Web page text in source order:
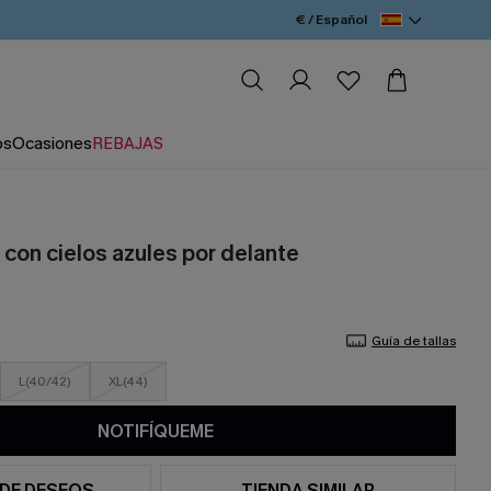
€ / Español
OcasionesREBAJAS
cielos azules por delante
Guía de tallas
L(40/42) XL(44)
NOTIFÍQUEME